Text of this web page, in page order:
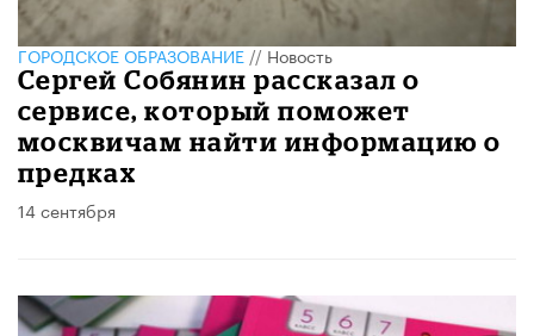
ГОРОДСКОЕ ОБРАЗОВАНИЕ//Новость
Сергей Собянин рассказал о
сервисе, который поможет
москвичам найти информацию о
предках
14 сентября